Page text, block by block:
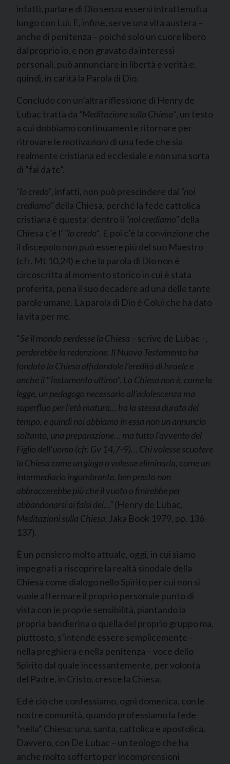
infatti, parlare di Dio senza essersi intrattenuti a
lungo con Lui. E, infine, serve una vita austera –
anche di penitenza – poiché solo un cuore libero
dal proprio io, e non gravato da interessi
personali, può annunciare in libertà e verità e,
quindi, in carità la Parola di Dio.
Concludo con un’altra riflessione di Henry de
Lubac tratta da “Meditazione sulla Chiesa”, un testo
a cui dobbiamo continuamente ritornare per
ritrovare le motivazioni di una fede che sia
realmente cristiana ed ecclesiale e non una sorta
di “fai da te”.
“Io credo”, infatti, non può prescindere dal “noi
crediamo”della Chiesa, perché la fede cattolica
cristiana è questa: dentro il “noi crediamo”della
Chiesa c’è l’ “io credo”. E poi c’è la convinzione che
il discepolo non può essere più del suo Maestro
(cfr. Mt 10,24) e che la parola di Dio non è
circoscritta al momento storico in cui è stata
proferita, pena il suo decadere ad una delle tante
parole umane. La parola di Dio è Colui che ha dato
la vita per me.
“Se il mondo perdesse la Chiesa – scrive de Lubac –,
perderebbe la redenzione. Il Nuovo Testamento ha
fondato la Chiesa affidandole l’eredità di Israele e
anche il “Testamento ultimo”. La Chiesa non è, come la
legge, un pedagogo necessario all’adolescenza ma
superfluo per l’età matura… ha la stessa durata del
tempo, e quindi noi abbiamo in essa non un annuncio
soltanto, una preparazione… ma tutto l’avvento del
Figlio dell’uomo (cfr. Gv 14,7-9)… Chi volesse scuotere
la Chiesa come un giogo o volesse eliminarla, come un
intermediario ingombrante, ben presto non
abbraccerebbe più che il vuoto o finirebbe per
abbandonarsi ai falsi dei…”(Henry de Lubac,
Meditazioni sulla Chiesa, Jaka Book 1979, pp. 136-
137).
È un pensiero molto attuale, oggi, in cui siamo
impegnati a riscoprire la realtà sinodale della
Chiesa come dialogo nello Spirito per cui non si
vuole affermare il proprio personale punto di
vista con le proprie sensibilità, piantando la
propria bandierina o quella del proprio gruppo ma,
piuttosto, s’intende essere semplicemente –
nella preghiera e nella penitenza – voce dello
Spirito dal quale incessantemente, per volontà
del Padre, in Cristo, cresce la Chiesa.
Ed è ciò che confessiamo, ogni domenica, con le
nostre comunità, quando professiamo la fede
“nella” Chiesa: una, santa, cattolica e apostolica.
Davvero, con De Lubac – un teologo che ha
anche molto sofferto per incomprensioni